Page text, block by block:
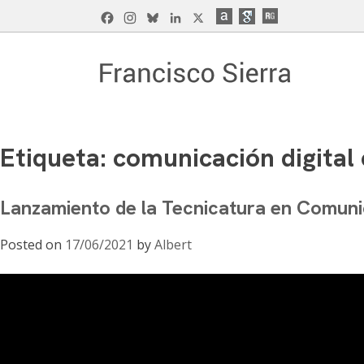
to
FacebookInstagram
BlueskyLinkedIn
Etiqueta: comunicación digital
Lanzamiento de la Tecnicatura en
Posted on 17/06/2021 byAlbert